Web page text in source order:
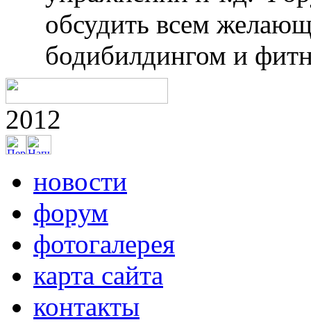
обсудить всем
бодибилдингом и
2012
новости
форум
фотогалерея
карта сайта
контакты